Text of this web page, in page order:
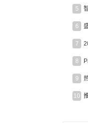
5
6
7
8
9
10